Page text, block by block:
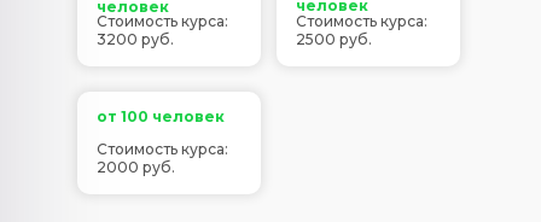
человек
человек
от 100 человек
Стоимость курса:
3200 руб.
Стоимость курса:
2500 руб.
Стоимость курса:
2000 руб.